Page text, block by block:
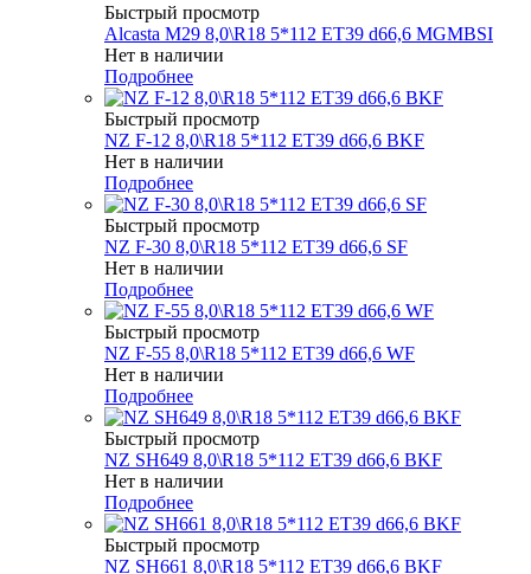
Быстрый просмотр
Alcasta M29 8,0\R18 5*112 ET39 d66,6 MGMBSI
Нет в наличии
Подробнее
Быстрый просмотр
NZ F-12 8,0\R18 5*112 ET39 d66,6 BKF
Нет в наличии
Подробнее
Быстрый просмотр
NZ F-30 8,0\R18 5*112 ET39 d66,6 SF
Нет в наличии
Подробнее
Быстрый просмотр
NZ F-55 8,0\R18 5*112 ET39 d66,6 WF
Нет в наличии
Подробнее
Быстрый просмотр
NZ SH649 8,0\R18 5*112 ET39 d66,6 BKF
Нет в наличии
Подробнее
Быстрый просмотр
NZ SH661 8,0\R18 5*112 ET39 d66,6 BKF